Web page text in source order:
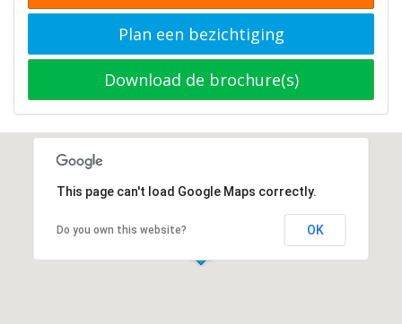
Plan een bezichtiging
Download de brochure(s)
This page can't load Google Maps correctly.
Do you own this website? OK